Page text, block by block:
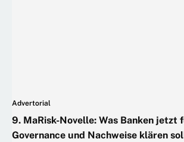
Advertorial
9. MaRisk-Novelle: Was Banken jetzt
Governance und Nachweise klären